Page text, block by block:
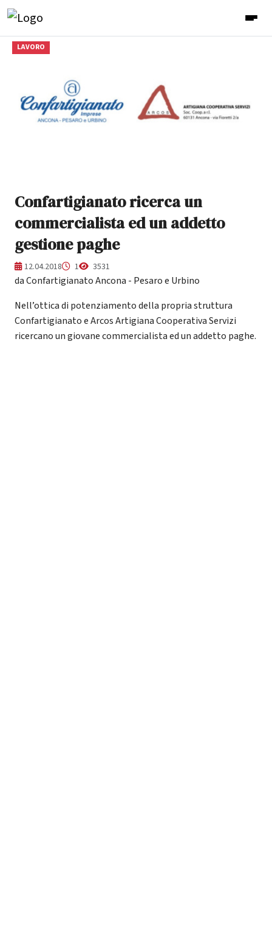
LAVORO
Confartigianato ricerca un
commercialista ed un addetto
gestione paghe
12.04.2018 1 3531
da Confartigianato Ancona - Pesaro e Urbino
Nell’ottica di potenziamento della propria struttura
Confartigianato e Arcos Artigiana Cooperativa Servizi
ricercano un giovane commercialista ed un addetto paghe.